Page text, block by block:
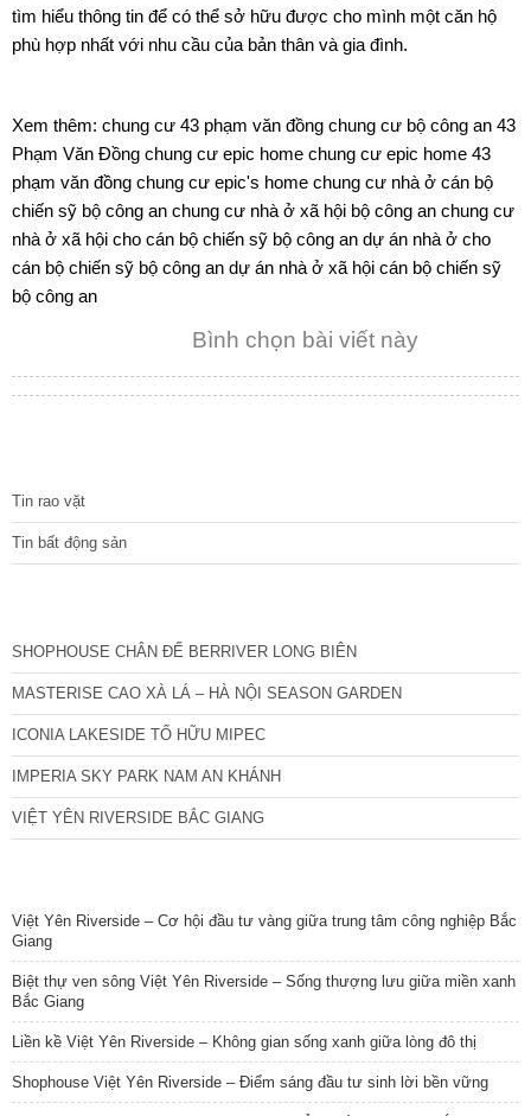
tìm hiểu thông tin để có thể sở hữu được cho mình một căn hộ
phù hợp nhất với nhu cầu của bản thân và gia đình.
Xem thêm: chung cư 43 phạm văn đồng chung cư bộ công an 43
Phạm Văn Đồng chung cư epic home chung cư epic home 43
phạm văn đồng chung cư epic's home chung cư nhà ở cán bộ
chiến sỹ bộ công an chung cư nhà ở xã hội bộ công an chung cư
nhà ở xã hội cho cán bộ chiến sỹ bộ công an dự án nhà ở cho
cán bộ chiến sỹ bộ công an dự án nhà ở xã hội cán bộ chiến sỹ
bộ công an
Bình chọn bài viết này
Tin rao vặt
Tin bất động sản
SHOPHOUSE CHÂN ĐẾ BERRIVER LONG BIÊN
MASTERISE CAO XÀ LÁ – HÀ NỘI SEASON GARDEN
ICONIA LAKESIDE TỐ HỮU MIPEC
IMPERIA SKY PARK NAM AN KHÁNH
VIỆT YÊN RIVERSIDE BẮC GIANG
Việt Yên Riverside – Cơ hội đầu tư vàng giữa trung tâm công nghiệp Bắc
Giang
Biệt thự ven sông Việt Yên Riverside – Sống thượng lưu giữa miền xanh
Bắc Giang
Liền kề Việt Yên Riverside – Không gian sống xanh giữa lòng đô thị
Shophouse Việt Yên Riverside – Điểm sáng đầu tư sinh lời bền vững